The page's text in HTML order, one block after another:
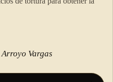
Vargas